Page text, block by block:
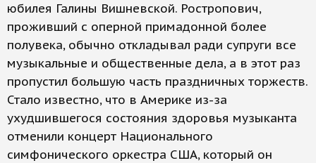
юбилея Галины Вишневской. Ростропович,
проживший с оперной примадонной более
полувека, обычно откладывал ради супруги все
музыкальные и общественные дела, а в этот раз
пропустил большую часть праздничных торжеств.
Стало известно, что в Америке из-за
ухудшившегося состояния здоровья музыканта
отменили концерт Национального
симфонического оркестра США, который он